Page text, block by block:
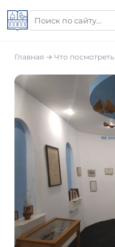
Главная → Что посмотреть